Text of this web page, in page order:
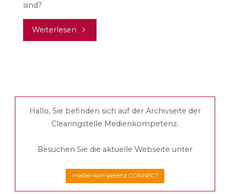
sind?
Weiterlesen "Corona:
Fressen“
Hallo, Sie befinden sich auf der Archivseite der
Clearingstelle Medienkompetenz.
Besuchen Sie die aktuelle Webseite unter
medienkompetenz CONNECT